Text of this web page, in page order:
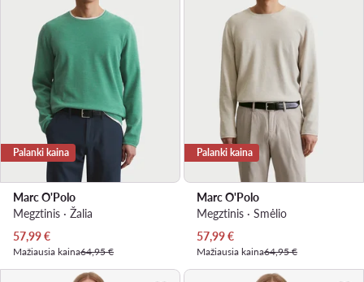
Palanki kaina
Marc O'Polo
Megztinis · Žalia
Dabartinė kaina
57,99€
Mažiausia kaina64,95 €
Palanki kaina
Marc O'Polo
Megztinis · Smėlio
Dabartinė kaina
57,99€
Mažiausia kaina64,95 €